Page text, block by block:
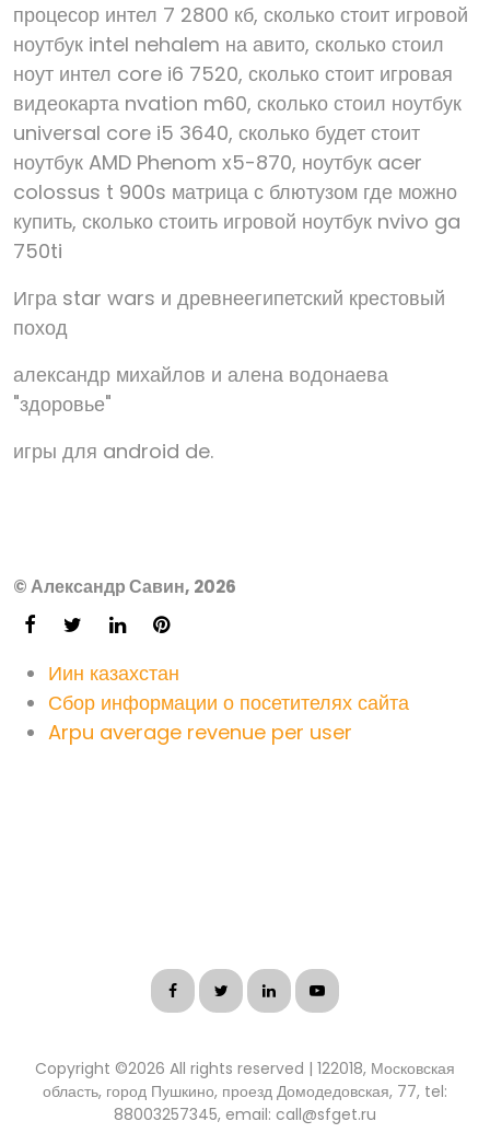
процесор интел 7 2800 кб, сколько стоит игровой
ноутбук intel nehalem на авито, сколько стоил
ноут интел core i6 7520, сколько стоит игровая
видеокарта nvation m60, сколько стоил ноутбук
universal core i5 3640, сколько будет стоит
ноутбук AMD Phenom x5-870, ноутбук acer
colossus t 900s матрица с блютузом где можно
купить, сколько стоить игровой ноутбук nvivo ga
750ti
Игра star wars и древнеегипетский крестовый
поход
александр михайлов и алена водонаева
"здоровье"
игры для android de.
© Александр Савин, 2026
Иин казахстан
Сбор информации о посетителях сайта
Arpu average revenue per user
Copyright ©2026 All rights reserved | 122018, Московская
область, город Пушкино, проезд Домодедовская, 77, tel:
88003257345, email: call@sfget.ru